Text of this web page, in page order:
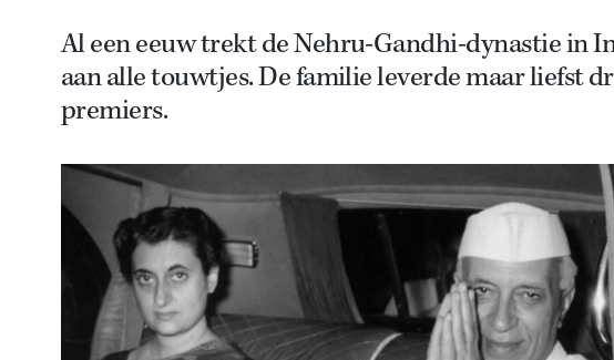
Al een eeuw trekt de Nehru-Gandhi-dynastie in
aan alle touwtjes. De familie leverde maar liefst
premiers.